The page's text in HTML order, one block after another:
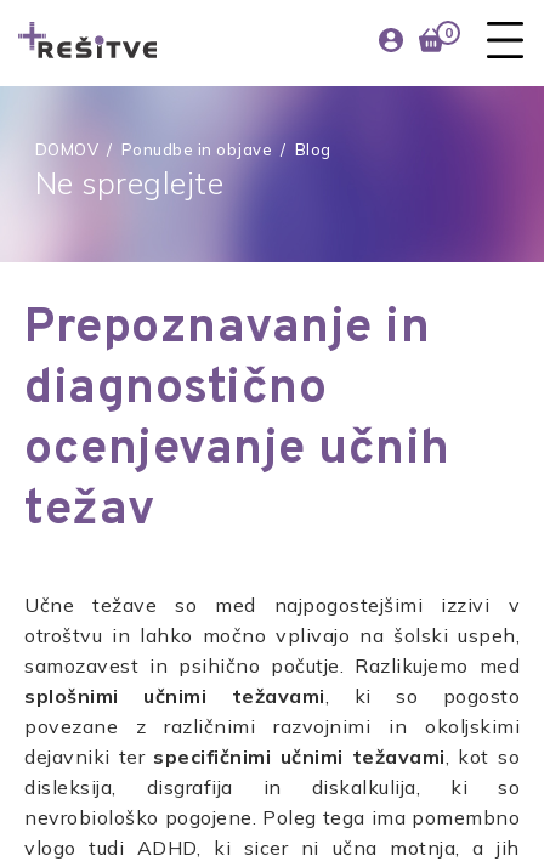
0
DOMOV / Ponudbe in objave / Blog
Ne spreglejte
Prepoznavanje in
diagnostično
ocenjevanje učnih
težav
Učne težave so med najpogostejšimi izzivi v
otroštvu in lahko močno vplivajo na šolski uspeh,
samozavest in psihično počutje. Razlikujemo med
splošnimi učnimi težavami, ki so pogosto
povezane z različnimi razvojnimi in okoljskimi
dejavniki ter specifičnimi učnimi težavami, kot so
disleksija, disgrafija in diskalkulija, ki so
nevrobiološko pogojene. Poleg tega ima pomembno
vlogo tudi ADHD, ki sicer ni učna motnja, a jih